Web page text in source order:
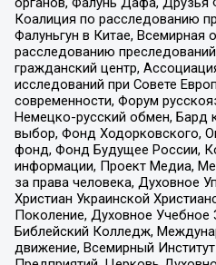
Коалиция по расследованию
Фалуньгун в Китае, Всемирная
расследованию
гражданский центр,
исследований при Совете
современности, Форум
Немецко-русский обмен, Бард
выбор, Фонд Ходорковского,
фонд, Фонд Будущее России,
информации, Проект Медиа,
за права человека, Духовное
Христиан Украинской
Поколение, Духовное
Библейский Колледж,
движение, Всемирный